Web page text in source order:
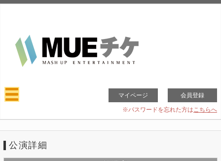
マイページ 会員登録
※パスワードを忘れた方はこちらへ
公演詳細